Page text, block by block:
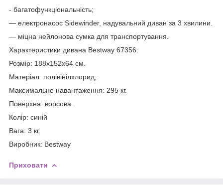
- багатофункціональність;
— електронасос Sidewinder, надувальний диван за 3 хвилини.
— міцна нейлонова сумка для транспортування.
Характеристики дивана Bestway 67356:
Розмір: 188х152х64 см.
Матеріал: полівінілхлорид;
Максимальне навантаження: 295 кг.
Поверхня: ворсова.
Колір: синій
Вага: 3 кг.
Виробник: Bestway
Приховати